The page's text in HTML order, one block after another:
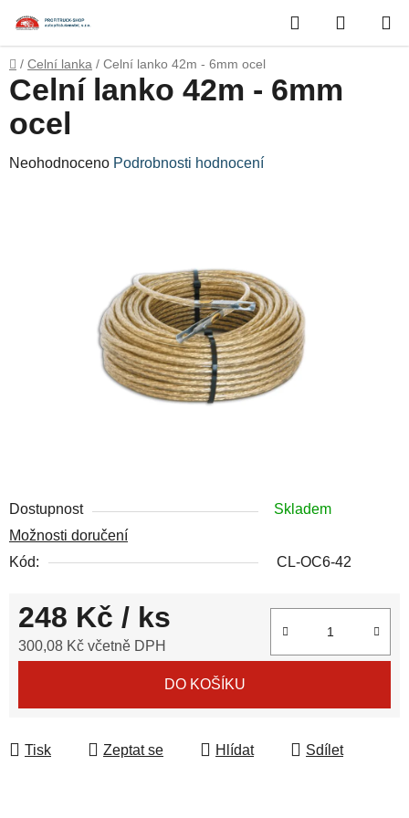
obsah
Hledat
KOŠÍK
Domů
/ Celní lanka / Celní lanko 42m - 6mm ocel
Dostupnost
Skladem
Možnosti doručení
Kód:
CL-OC6-42
248 Kč / ks
300,08 Kč včetně DPH
DO KOŠÍKU
Tisk Zeptat se Hlídat Sdílet
Celní lanko 42m - 6mm
ocel
Průměrné
Neohodnoceno Podrobnosti hodnocení